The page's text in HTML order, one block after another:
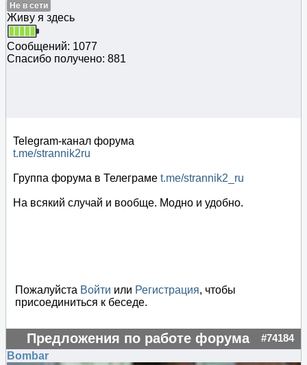
Не в сети
Живу я здесь
Сообщений: 1077
Спасибо получено: 881
Telegram-канал форума
t.me/strannik2ru
Группа форума в Телеграме t.me/strannik2_ru
На всякий случай и вообще. Модно и удобно.
Пожалуйста Войти или Регистрация, чтобы
присоединиться к беседе.
Предложения по работе форума #74184
Bombar